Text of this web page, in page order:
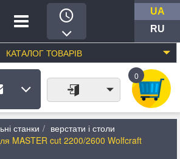
UA
RU
КАТАЛОГ ТОВАРІВ
0
станки
верстати і столи
MASTER cut 2200/2600 Wolfcraft